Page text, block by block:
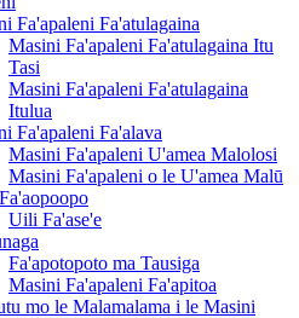
Fa'apaleni Fa'atulagaina
Masini Fa'apaleni Fa'atulagaina Itu
Tasi
Masini Fa'apaleni Fa'atulagaina
Itulua
Fa'apaleni Fa'alava
Masini Fa'apaleni U'amea Malolosi
Masini Fa'apaleni o le U'amea Malū
Uili Fa'ase'e
Fa'apotopoto ma Tausiga
Masini Fa'apaleni Fa'apitoa
mo le Malamalama i le Masini